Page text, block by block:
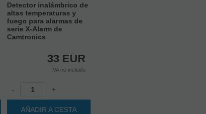
Detector inalámbrico de
altas temperaturas y
fuego para alarmas de
serie X-Alarm de
Camtronics
33 EUR
IVA no incluido
- +
AÑADIR A CESTA